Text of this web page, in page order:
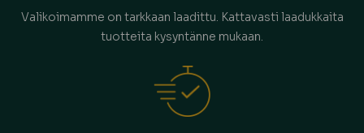
Valikoimamme on tarkkaan laadittu. Kattavasti laadukkaita
tuotteita kysyntänne mukaan.